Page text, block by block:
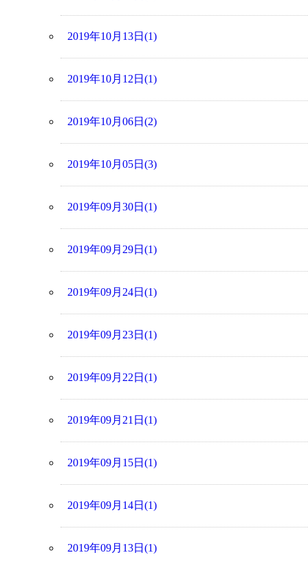
2019年10月13日(1)
2019年10月12日(1)
2019年10月06日(2)
2019年10月05日(3)
2019年09月30日(1)
2019年09月29日(1)
2019年09月24日(1)
2019年09月23日(1)
2019年09月22日(1)
2019年09月21日(1)
2019年09月15日(1)
2019年09月14日(1)
2019年09月13日(1)